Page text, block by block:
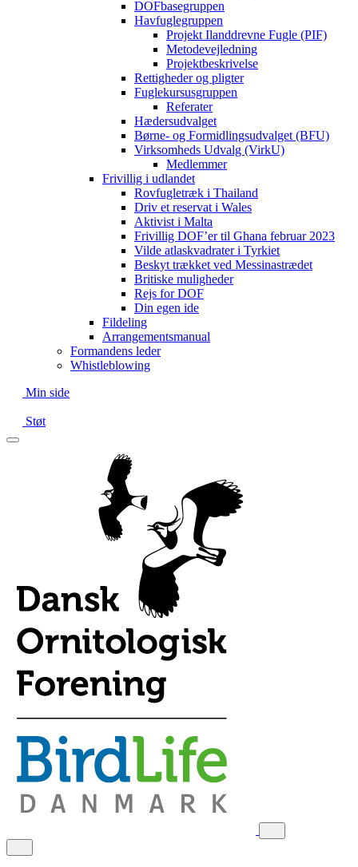
DOFbasegruppen
Havfuglegruppen
Projekt Ilanddrevne Fugle (PIF)
Metodevejledning
Projektbeskrivelse
Rettigheder og pligter
Fuglekursusgruppen
Referater
Hædersudvalget
Børne- og Formidlingsudvalget (BFU)
Virksomheds Udvalg (VirkU)
Medlemmer
Frivillig i udlandet
Rovfugletræk i Thailand
Driv et reservat i Wales
Aktivist i Malta
Frivillig DOF’er til Ghana februar 2023
Vilde atlaskvadrater i Tyrkiet
Beskyt trækket ved Messinastrædet
Britiske muligheder
Rejs for DOF
Din egen ide
Fildeling
Arrangementsmanual
Formandens leder
Whistleblowing
Min side
Støt